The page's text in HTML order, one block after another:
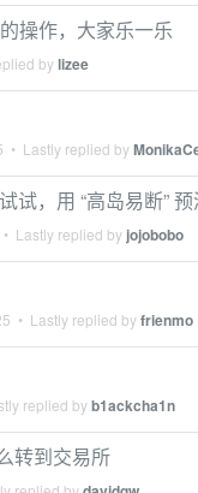
操作，大家乐一乐
bylizee
• Lastly replied by
试，用 “高岛易断”
• Lastly replied by jojobobo
• Lastly replied byfrienmo
replied byb1ackcha1n
转到交易所